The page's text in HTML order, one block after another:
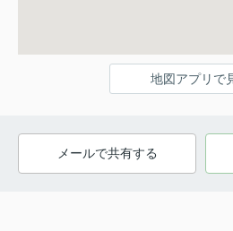
地図アプリで
メールで共有する